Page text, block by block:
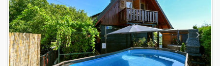
Previous Next